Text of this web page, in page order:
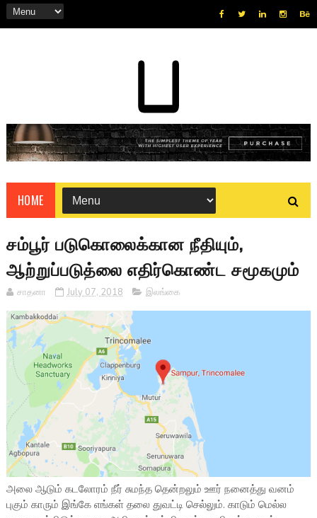
HOME
சம்பூர் படுகொலைக்கான நீதியும்,
ஆற்றுப்படுத்லை எதிர்கொண்ட சமூகமும்
சாதனா July 07, 2018 இலங்கை
அலை ஆடும் கடலோரம் நீர் சுமந்த தென்றலும் ஊர் நனைத்து வனம்
புகும் காரும் இங்கே எங்கள் தலை துவட்டி செல்லும். காடும் மெல்ல